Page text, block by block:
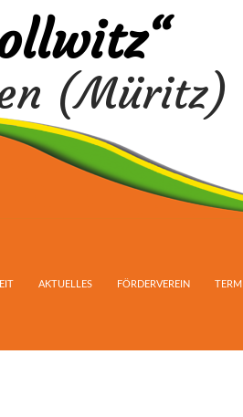
(Müritz)
AKTUELLES FÖRDERVEREIN